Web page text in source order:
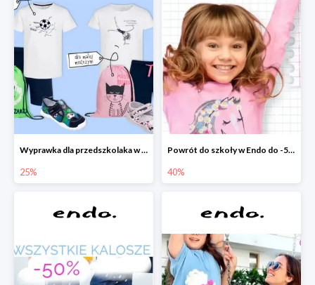
Wyprawka dla przedszkolaka w Endo do -25%
25%
Powrót do szkoły w Endo do -50%
40%